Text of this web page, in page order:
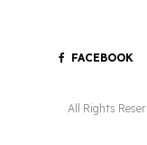
FACEBOOK
All Rights